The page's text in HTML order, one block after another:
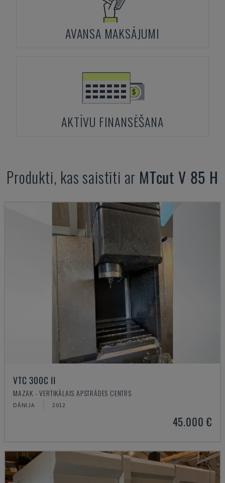
AVANSA MAKSĀJUMI
AKTĪVU FINANSĒŠANA
Produkti, kas saistīti ar MTcut V 85 H
VTC 300C II
MAZAK - VERTIKĀLAIS APSTRĀDES CENTRS
DĀNIJA 2012
45.000 €